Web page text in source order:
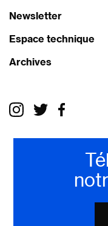
Newsletter
Espace technique
Archives